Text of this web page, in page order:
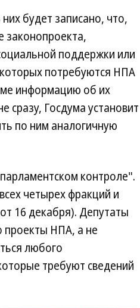
будет записано, что,
законопроекта,
поддержки или
потребуются НПА
информацию об их
сразу, Госдума установит
по ним аналогичную
контроле".
четырех фракций и
16 декабря). Депутаты
проекты НПА, а не
любого
требуют сведений